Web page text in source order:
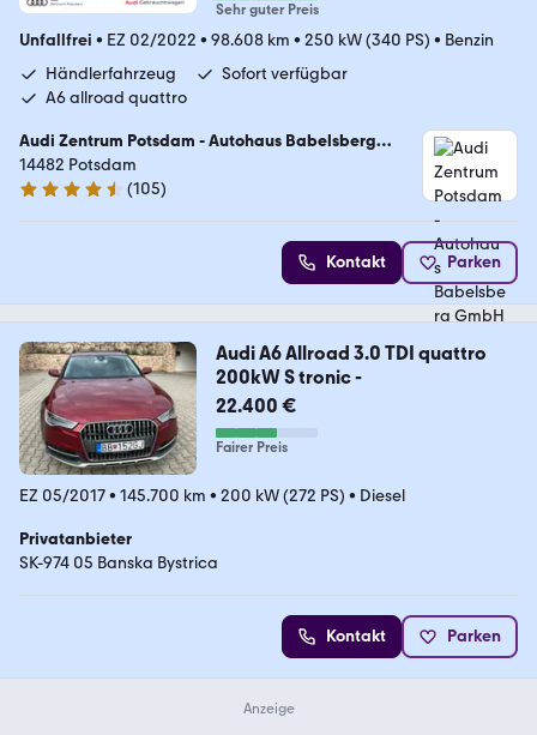
Sehr guter Preis
Unfallfrei • EZ 02/2022 • 98.608 km • 250 kW (340 PS) • Benzin
Händlerfahrzeug
Sofort verfügbar
A6 allroad quattro
Audi Zentrum Potsdam - Autohaus Babelsberg
GmbH & Co KG
14482 Potsdam
4.4 Sterne
(105)
Kontakt Parken
Audi A6 Allroad 3.0 TDI quattro
200kW S tronic -
22.400 €
Fairer Preis
EZ 05/2017• 145.700 km • 200 kW (272 PS) • Diesel
Privatanbieter
SK-974 05 Banska Bystrica
Kontakt Parken